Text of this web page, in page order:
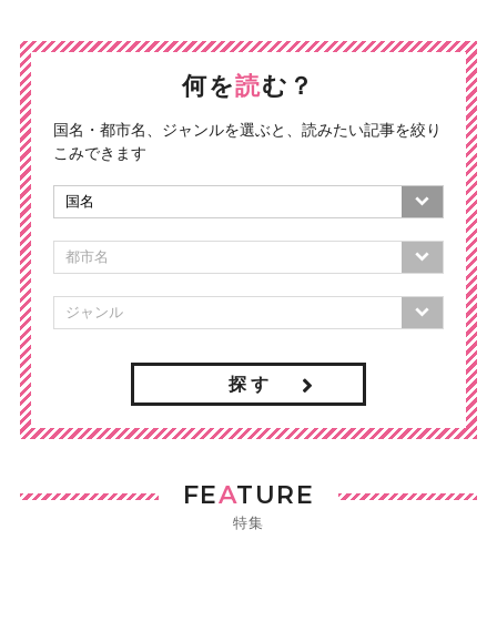
何を読む？
国名・都市名、ジャンルを選ぶと、読みたい記事を絞り
こみできます
探 す
FEATURE
特集